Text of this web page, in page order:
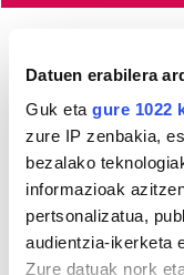
Datuen erabilera
Guk eta gure 1022
zure IP zenbakia,
bezalako
informazioak
pertsonalizatua,
audientzia-ikerketa
Zure datuak nork
AL. AR.
27
28
3 4